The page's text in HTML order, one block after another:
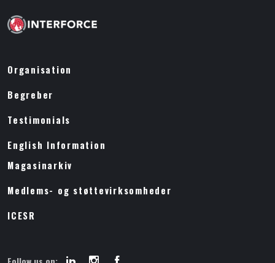
Organisation
Begreber
Testimonials
English Information
Magasinarkiv
Medlems- og støttevirksomheder
ICESR